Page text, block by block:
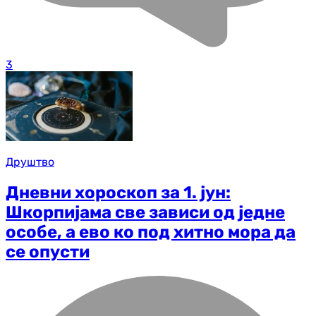
3
Друштво
Дневни хороскоп за 1. јун:
Шкорпијама све зависи од једне
особе, а ево ко под хитно мора да
се опусти